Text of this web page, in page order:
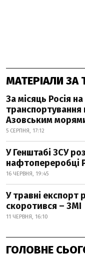
МАТЕРІАЛИ
За місяць Росія
Азовським
5 СЕРПНЯ, 17:12
У Генштабі ЗСУ
нафтопереробці
16 ЧЕРВНЯ, 19:45
У травні експорт
скоротився – ЗМІ
11 ЧЕРВНЯ, 16:10
ГОЛОВНЕ